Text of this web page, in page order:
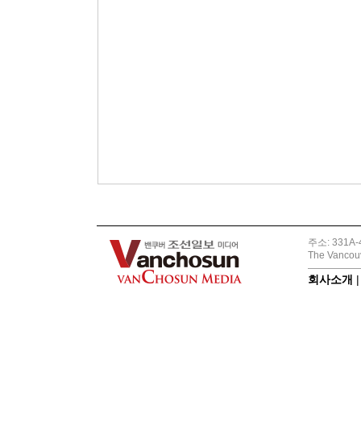
주소:
The
회사소개